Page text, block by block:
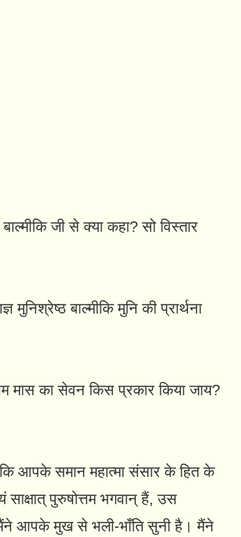
जी से क्या कहा? सो विस्तार
मुनिश्रेष्ठ बाल्मीकि मुनि की प्रार्थना
मास का सेवन किस प्रकार किया जाय?
आपके समान महात्मा संसार के हित के
पुरुषोत्तम भगवान्‌ हैं, उस
आपके मुख से भली-भाँति सुनी है। मैंने